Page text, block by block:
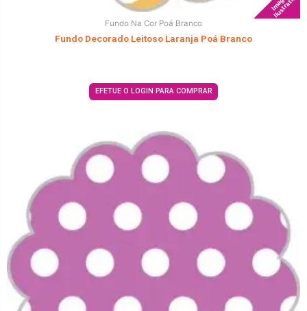
Ilustrativa
Fundo Na Cor Poá Branco
Fundo Decorado Leitoso Laranja Poá Branco
EFETUE O LOGIN PARA COMPRAR